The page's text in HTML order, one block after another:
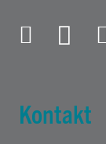
Kontakt